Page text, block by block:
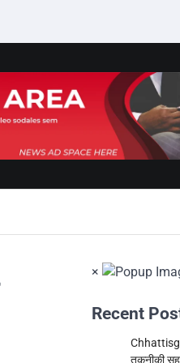
×
Recent
तकनीकी